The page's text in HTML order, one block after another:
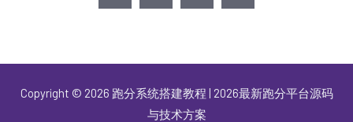
Copyright © 2026 跑分系统搭建教程 | 2026最新跑分平台源码
与技术方案